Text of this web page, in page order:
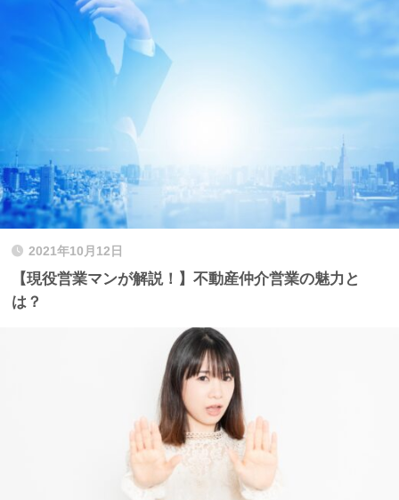
2021年10月12日
【現役営業マンが解説！】不動産仲介営業の魅力と
は？